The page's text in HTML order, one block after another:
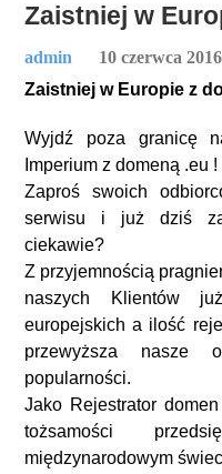
Zaistniej w
admin
10 czerwca 2016
Zaistniej w Europie z
Wyjdź poza granicę
Imperium z domeną .eu !
Zaproś swoich
serwisu i już dziś
ciekawie?
Z przyjemnością
naszych Klientów
europejskich a ilość
przewyższa nasze
popularności.
Jako Rejestrator
tożsamości
międzynarodowym